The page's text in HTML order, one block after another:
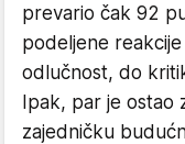
prevario čak 92
podeljene
odlučnost, do
Ipak, par je ostao
zajedničku